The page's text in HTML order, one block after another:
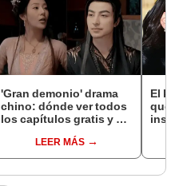
'Gran demonio' drama
chino: dónde ver todos
los capítulos gratis y en
LEER MÁS
El k-
que